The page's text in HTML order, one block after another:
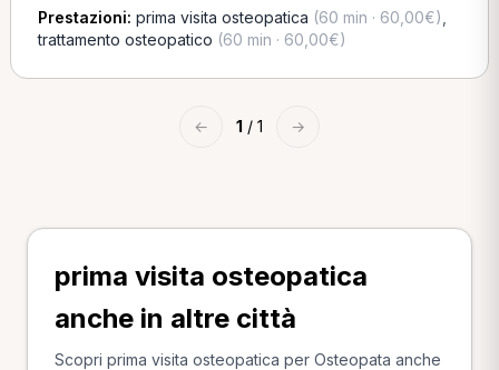
Prestazioni: prima visita osteopatica (60 min · 60,00€)
trattamento osteopatico (60 min · 60,00€)
← 1 / 1 →
prima visita osteopatica
anche in altre città
Scopri prima visita osteopatica per Osteopata anche